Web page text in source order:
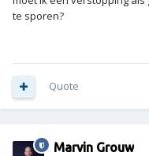
te sporen?
Quote
Marvin Grouw